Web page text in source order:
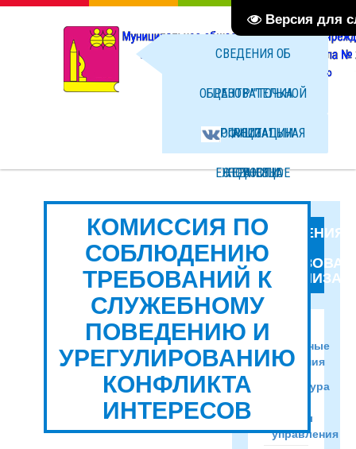
Версия для
СВЕДЕНИЯ ОБ
ОБРАЗОВАТЕЛЬНОЙ
ОРГАНИЗАЦИИ
НОВОСТИ
ФАЙЛЫ
ЦЕНТР "ТОЧКА
РОСТА"
ЕЖЕДНЕВНОЕ
ПИТАНИЯ
ОФИЦИАЛЬНАЯ
СТРАНИЦА
КОМИССИЯ ПО
СОБЛЮДЕНИЮ
ТРЕБОВАНИЙ К
СЛУЖЕБНОМУ
ПОВЕДЕНИЮ И
УРЕГУЛИРОВАНИЮ
КОНФЛИКТА
ИНТЕРЕСОВ
СВЕДЕНИЯ
ОБ
Основные
сведения
Структура
органы
управления